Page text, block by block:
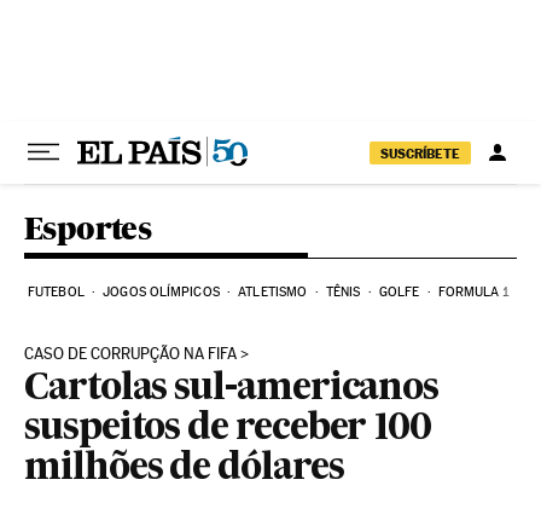
SUSCRÍBETE
Esportes
FUTEBOL JOGOS OLÍMPICOS ATLETISMO TÊNIS GOLFE FORMULA 1
CASO DE CORRUPÇÃO NA FIFA
Cartolas sul-americanos
suspeitos de receber 100
milhões de dólares